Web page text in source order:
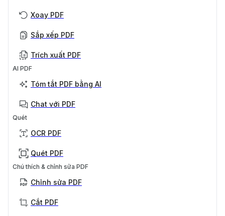
Xoay PDF
Sắp xếp PDF
Trích xuất PDF
AI PDF
Tóm tắt PDF bằng AI
Chat với PDF
Quét
OCR PDF
Quét PDF
Chú thích & chỉnh sửa PDF
Chỉnh sửa PDF
Cắt PDF